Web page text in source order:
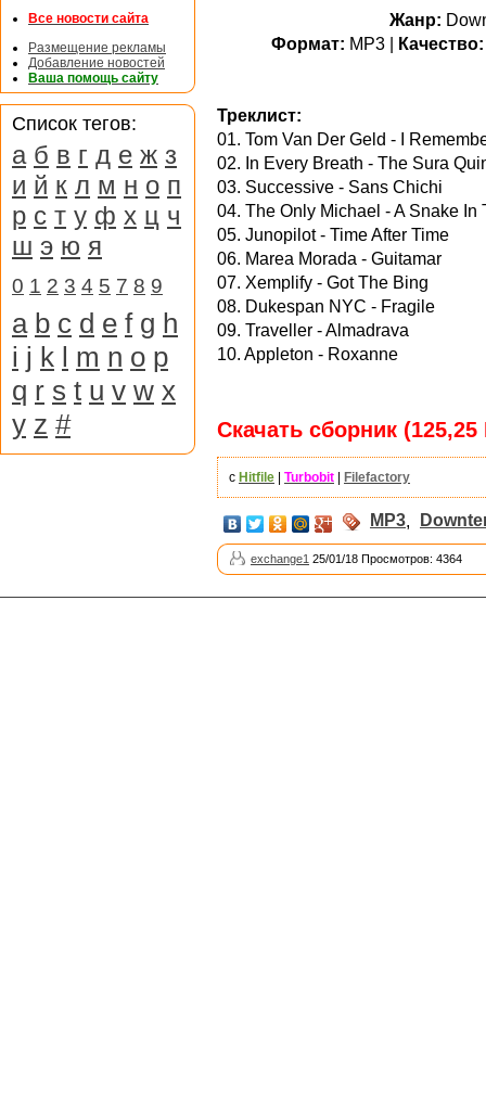
Жанр:
Формат: MP3 | Качество:
Треклист:
01. Tom Van Der Geld - I
02. In Every Breath - The Sura
03. Successive - Sans Chichi
04. The Only Michael - A Snake In
05. Junopilot - Time After Time
06. Marea Morada - Guitamar
07. Xemplify - Got The Bing
08. Dukespan NYC - Fragile
09. Traveller - Almadrava
10. Appleton - Roxanne
Скачать сборник
с Hitfile | Turbobit | Filefactory
MP3,
exchange1 25/01/18 Просмотров: 4364
Все новости сайта
Размещение рекламы
Добавление новостей
Ваша помощь сайту
Список тегов:
а б в г д е ж з
и й к л м н о п
р с т у ф х ц ч
ш э ю я
0 1 2 3 4 5 7 8 9
a b c d e f g h
i j k l m n o p
q r s t u v w x
y z #